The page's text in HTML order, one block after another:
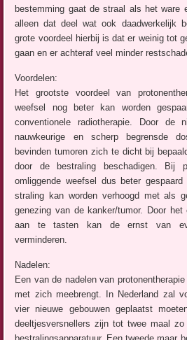
bestemming gaat de straal als het ware
alleen dat deel wat ook daadwerkelijk
grote voordeel hierbij is dat er weinig tot
gaan en er achteraf veel minder
Voordelen:
Het grootste voordeel van
weefsel nog beter kan worden
conventionele radiotherapie. Door de
nauwkeurige en scherp begrensde
bevinden tumoren zich te dicht bij
door de bestraling beschadigen. Bij
omliggende weefsel dus beter
straling kan worden verhoogd met als
genezing van de kanker/tumor. Door het
aan te tasten kan de ernst van
verminderen.
Nadelen:
Een van de nadelen van
met zich meebrengt. In Nederland zal
vier nieuwe gebouwen geplaatst
deeltjesversnellers zijn tot twee maal